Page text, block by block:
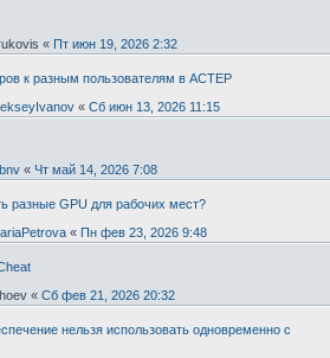
« Пт июн 19, 2026 2:32
к разным пользователям в АСТЕР
« Сб июн 13, 2026 11:15
« Чт май 14, 2026 7:08
разные GPU для рабочих мест?
« Пн фев 23, 2026 9:48
« Сб фев 21, 2026 20:32
нельзя использовать одновременно с